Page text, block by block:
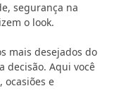
segurança na
o look.
mais desejados do
decisão. Aqui você
ocasiões e